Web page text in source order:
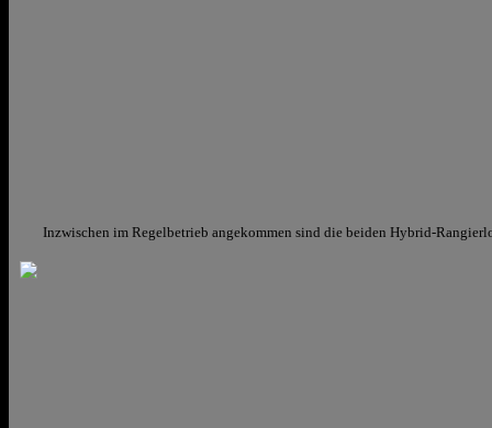
Inzwischen im Regelbetrieb angekommen sind die beiden Hybrid-